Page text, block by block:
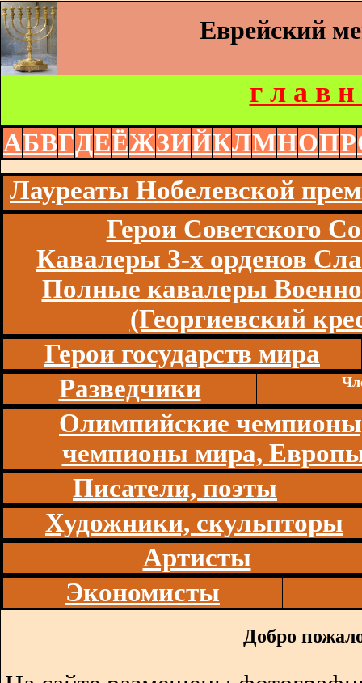
Еврейский
г л а в н
АБВГДЕЁЖЗИЙКЛМНОПР
Лауреаты Нобелевской
Герои Советского
Кавалеры 3-х орденов
Полные кавалеры
(Георгиевский
Герои государств мира
Разведчики
Олимпийские
чемпионы мира,
Писатели, поэты
Художники, скульпторы
Артисты
Экономисты
Добро